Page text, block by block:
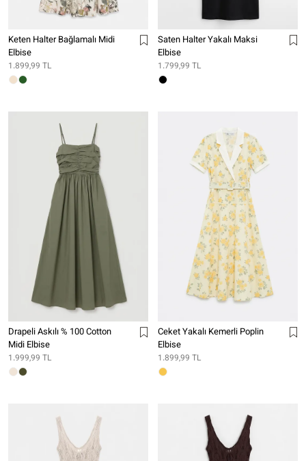
Keten Halter Bağlamalı Midi
Elbise
1.899,99 TL
Saten Halter Yakalı Maksi
Elbise
1.799,99 TL
Drapeli Askılı % 100 Cotton
Midi Elbise
1.999,99 TL
Ceket Yakalı Kemerli Poplin
Elbise
1.899,99 TL